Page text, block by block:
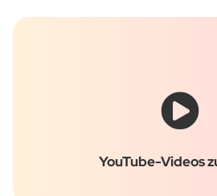
YouTube-Videos